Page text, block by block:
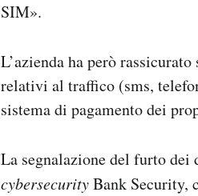
SIM».
L’azienda ha però
relativi al traffico (sms,
sistema di pagamento dei
La segnalazione del furto dei
cybersecurityBank Security,